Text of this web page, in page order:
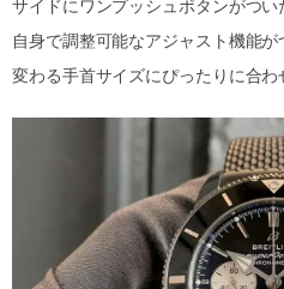
サイドにワンプッシュボタンがつ
自身で調整可能なアジャスト機能
変わる手首サイズにぴったりに合わ